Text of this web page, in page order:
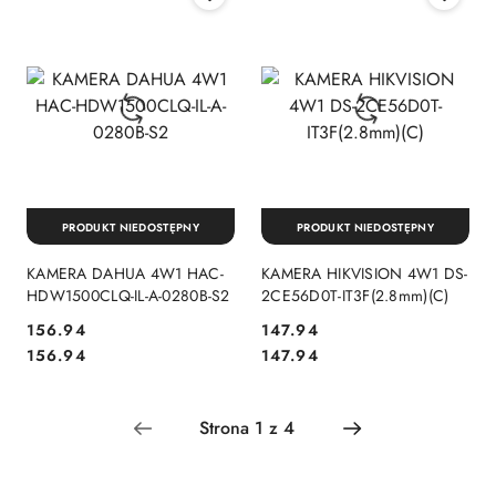
KAMERA DAHUA 4W1 HAC-
HDW1500CLQ-IL-A-0280B-S2
Cena:
156.94
Cena:
156.94
PRODUKT NIEDOSTĘPNY
KAMERA HIKVISION 4W1 DS-
2CE56D0T-IT3F(2.8mm)(C)
Cena:
147.94
Cena:
147.94
PRODUKT NIEDOSTĘPNY